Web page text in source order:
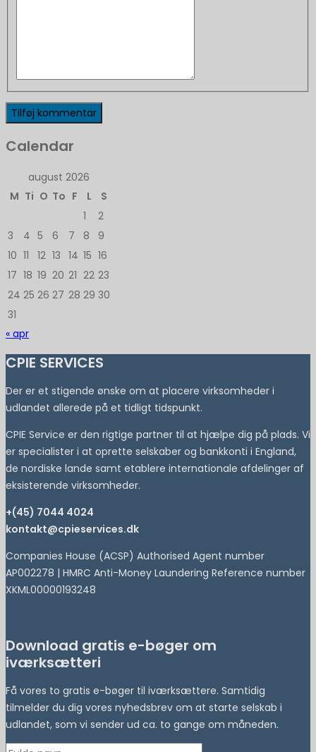
Calendar
august 2026
M Ti O To F L
S
1
2
3
4 5 6 7 8
9
10 11 12 13 14 15 16
17 18 19 20 21 22 23
24 25 26 27 28 29 30
31
« apr
CPIE SERVICES
Der er et stigende ønske om at placere virksomheder i
udlandet allerede på et tidligt tidspunkt.
CPIE Service er den rigtige partner til at hjælpe dig på plads. Vi
er specialister i at oprette selskaber og bankkonti i England,
de nordiske lande samt etablere internationale afdelinger af
eksisterende virksomheder.
+(45) 7044 4024
kontakt@cpieservices.dk
Companies House (ACSP) Authorised Agent number
AP002278 | HMRC Anti-Money Laundering Reference number
XKML00000193248
Download gratis e-bøger om
iværksætteri
Få vores to gratis e-bøger til iværksættere. Samtidig
tilmelder du dig vores nyhedsbrev om at starte selskab i
udlandet, som vi sender ud ca. to gange om måneden.